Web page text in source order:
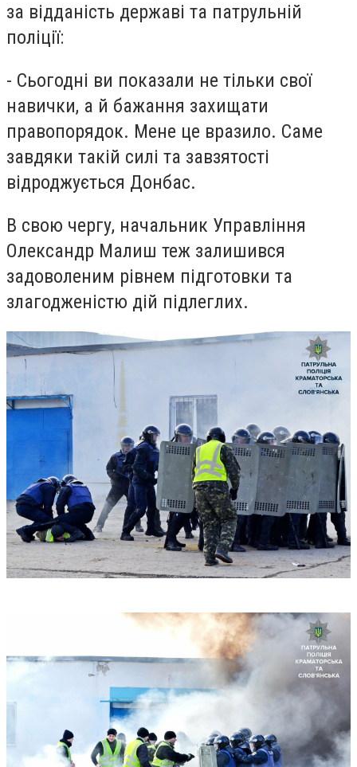
за відданість державі та патрульній
поліції:
- Сьогодні ви показали не тільки свої
навички, а й бажання захищати
правопорядок. Мене це вразило. Саме
завдяки такій силі та завзятості
відроджується Донбас.
В свою чергу, начальник Управління
Олександр Малиш теж залишився
задоволеним рівнем підготовки та
злагодженістю дій підлеглих.